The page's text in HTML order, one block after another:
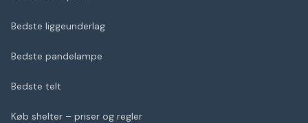
Bedste liggeunderlag
Bedste pandelampe
Bedste telt
Køb shelter – priser og regler